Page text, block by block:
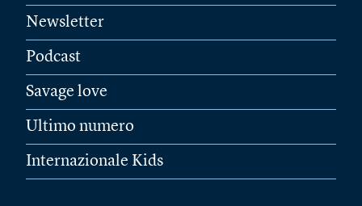
Newsletter
Podcast
Savage love
Ultimo numero
Internazionale Kids